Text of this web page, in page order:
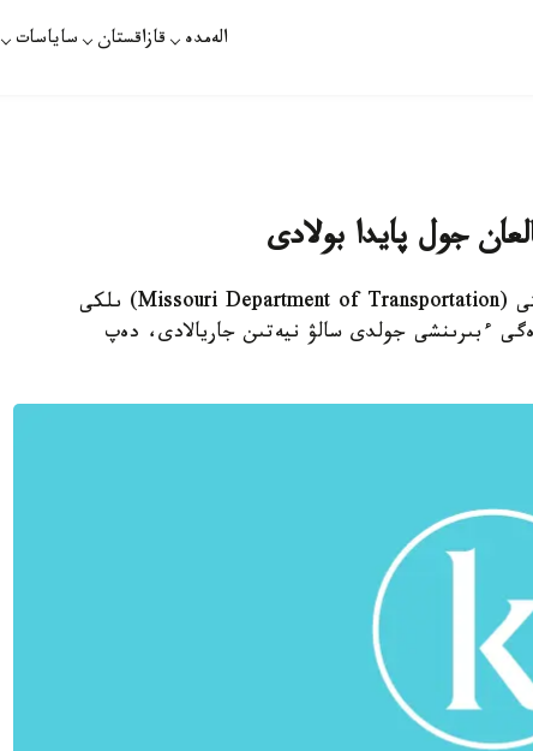
الەمدە قازاقستان ساياسات
جول پايدا بولادى
استانا. قازاقپارات - ميسسۋري كولىك دەپارتامەنتى (Missouri Department of Transportation) ىلكى
ءبىرىنشى جولدى سالۋ نيەتىن جاريالادى، دەپ